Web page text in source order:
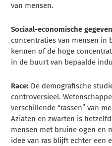
van mensen.
Sociaal-economische
concentraties van mensen in
kennen of de hoge
in de buurt van bepaalde
Race: De demografische
controversieel.
verschillende “rassen” van
Aziaten en zwarten is
mensen met bruine ogen en
idee van ras blijft echter een